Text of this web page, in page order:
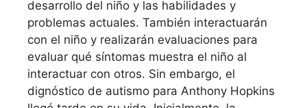
desarrollo del niño y las habilidades y
problemas actuales. También interactuarán
con el niño y realizarán evaluaciones para
evaluar qué síntomas muestra el niño al
interactuar con otros. Sin embargo, el
dignóstico de autismo para Anthony Hopkins